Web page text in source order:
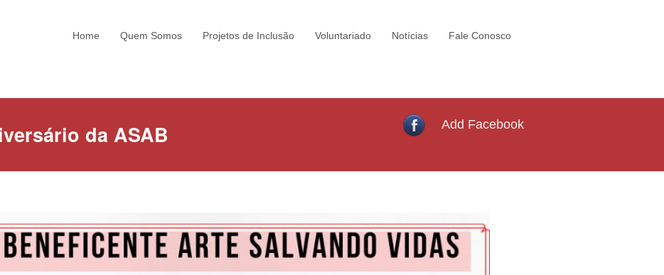
Home Quem Somos Projetos de Inclusão Voluntariado Notícias Fale Conosco
da ASAB Add Facebook